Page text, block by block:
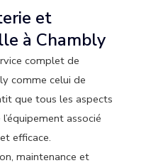
et
à Chambly
complet de
comme celui de
que tous les aspects
associé
efficace.
maintenance et